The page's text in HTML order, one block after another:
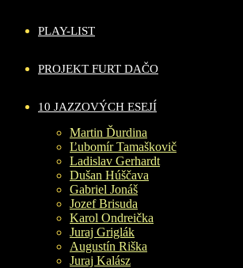
PLAY-LIST
PROJEKT FURT DAČO
10 JAZZOVÝCH ESEJÍ
Martin Ďurdina
Ľubomír Tamaškovič
Ladislav Gerhardt
Dušan Húščava
Gabriel Jonáš
Jozef Brisuda
Karol Ondreička
Juraj Griglák
Augustín Riška
Juraj Kalász